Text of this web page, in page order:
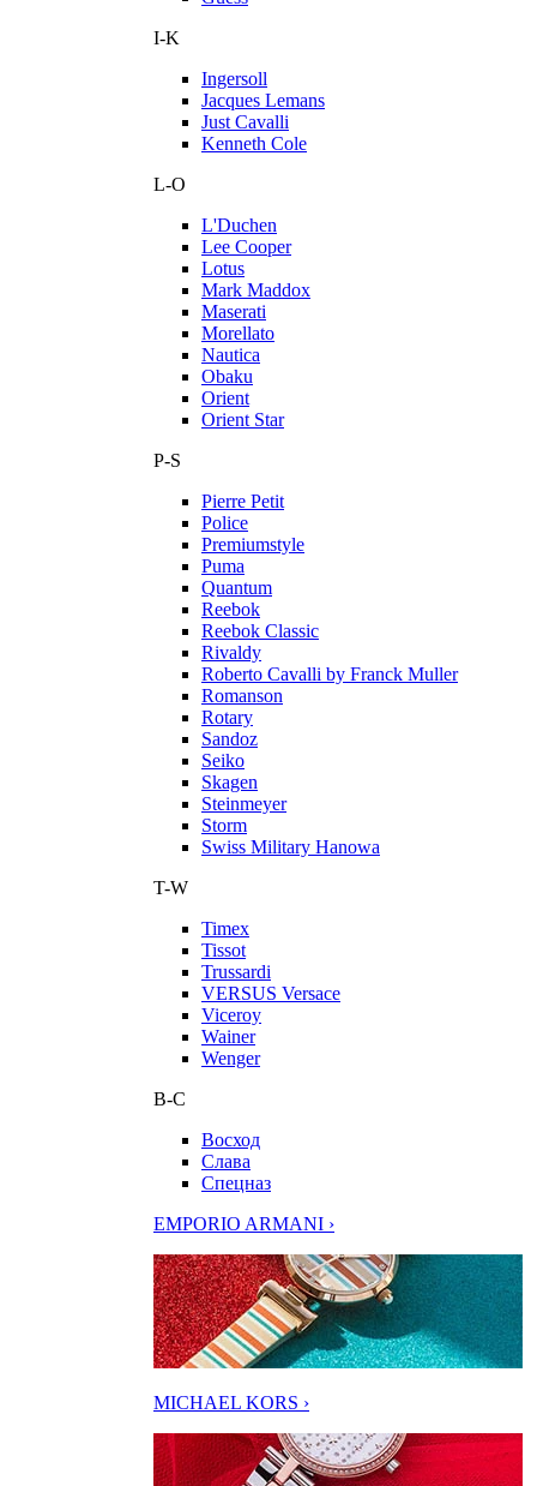
I-K
Ingersoll
Jacques Lemans
Just Cavalli
Kenneth Cole
L-O
L'Duchen
Lee Cooper
Lotus
Mark Maddox
Maserati
Morellato
Nautica
Obaku
Orient
Orient Star
P-S
Pierre Petit
Police
Premiumstyle
Puma
Quantum
Reebok
Reebok Classic
Rivaldy
Roberto Cavalli by Franck Muller
Romanson
Rotary
Sandoz
Seiko
Skagen
Steinmeyer
Storm
Swiss Military Hanowa
T-W
Timex
Tissot
Trussardi
VERSUS Versace
Viceroy
Wainer
Wenger
В-С
Восход
Слава
Спецназ
EMPORIO ARMANI ›
MICHAEL KORS ›